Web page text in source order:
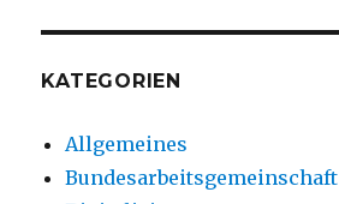
KATEGORIEN
Allgemeines
Bundesarbeitsgemeinschaft